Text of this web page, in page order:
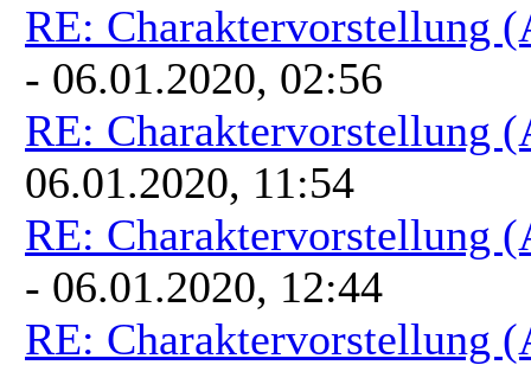
RE: Charaktervorstellung
- 06.01.2020, 02:56
RE: Charaktervorstellung
06.01.2020, 11:54
RE: Charaktervorstellung
- 06.01.2020, 12:44
RE: Charaktervorstellung